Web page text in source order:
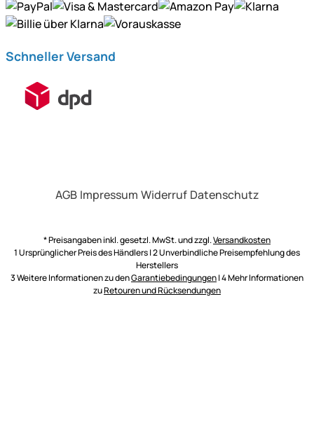
Schneller Versand
AGB Impressum Widerruf Datenschutz
* Preisangaben inkl. gesetzl. MwSt. und zzgl.Versandkosten
1 Ursprünglicher Preis des Händlers | 2 Unverbindliche Preisempfehlung des
Herstellers
3 Weitere Informationen zu denGarantiebedingungen| 4 Mehr Informationen
zuRetouren und Rücksendungen